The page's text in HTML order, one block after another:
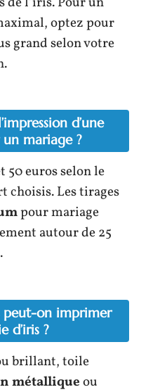
optez pour
grand selon votre
d’une
mariage ?
50 euros selon le
choisis. Les tirages
pour mariage
autour de 25
peut-on imprimer
d’iris ?
brillant, toile
métalliqueou